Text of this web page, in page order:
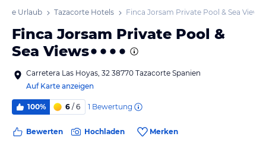
Urlaub Tazacorte Hotels Finca Jorsam Private Pool & Sea Views
Finca Jorsam Private Pool &
Sea Views
Carretera Las Hoyas, 32 38770 Tazacorte Spanien
Auf Karte anzeigen
100% 6 / 6 1 Bewertung
Bewerten Hochladen Merken